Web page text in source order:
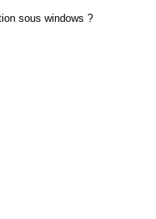
sous windows ?